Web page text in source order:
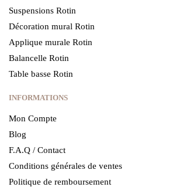
Suspensions Rotin
Décoration mural Rotin
Applique murale Rotin
Balancelle Rotin
Table basse Rotin
INFORMATIONS
Mon Compte
Blog
F.A.Q / Contact
Conditions générales de ventes
Politique de remboursement